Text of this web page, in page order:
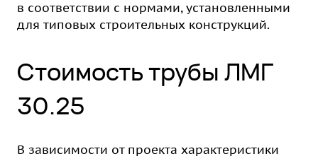
в соответствии с нормами, установленными
для типовых строительных конструкций.
Стоимость трубы ЛМГ
30.25
В зависимости от проекта характеристики